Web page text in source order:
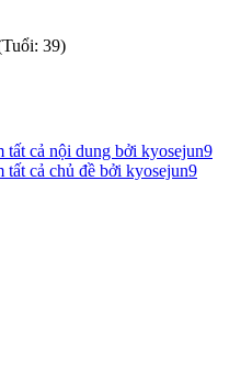
39)
tất cả nội dung bởi kyosejun9
tất cả chủ đề bởi kyosejun9